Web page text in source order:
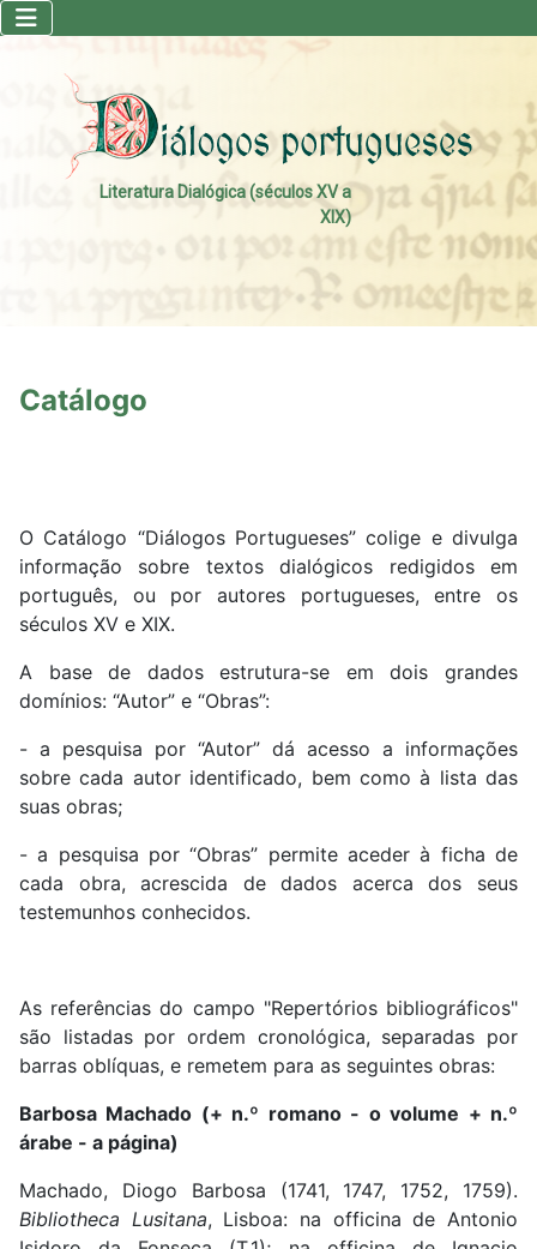
Literatura Dialógica (séculos XV a
XIX)
Catálogo
O Catálogo “Diálogos Portugueses” colige e divulga
informação sobre textos dialógicos redigidos em
português, ou por autores portugueses, entre os
séculos XV e XIX.
A base de dados estrutura-se em dois grandes
domínios: “Autor” e “Obras”:
- a pesquisa por “Autor” dá acesso a informações
sobre cada autor identificado, bem como à lista das
suas obras;
- a pesquisa por “Obras” permite aceder à ficha de
cada obra, acrescida de dados acerca dos seus
testemunhos conhecidos.
As referências do campo "Repertórios bibliográficos"
são listadas por ordem cronológica, separadas por
barras oblíquas, e remetem para as seguintes obras:
Barbosa Machado (+ n.º romano - o volume + n.º
árabe - a página)
Machado, Diogo Barbosa (1741, 1747, 1752, 1759).
Bibliotheca Lusitana, Lisboa: na officina de Antonio